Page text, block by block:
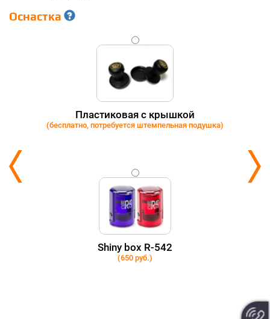
Оснастка
Пластиковая с крышкой
(бесплатно, потребуется штемпельная подушка)
Shiny box R-542
(650 руб.)